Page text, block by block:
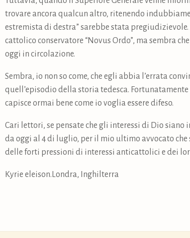
trovare ancora qualcun altro, ritenendo
estremista di destra” sarebbe stata
cattolico conservatore “Novus Ordo”, ma sembra
oggi in circolazione.
Sembra, io non so come, che egli abbia l’errata
quell’episodio della storia tedesca.
capisce ormai bene come io voglia essere difeso.
Cari lettori, se pensate che gli interessi di Dio
da oggi al 4 di luglio, per il mio ultimo avvocato
delle forti pressioni di interessi anticattolici e dei
Kyrie eleison.Londra, Inghilterra